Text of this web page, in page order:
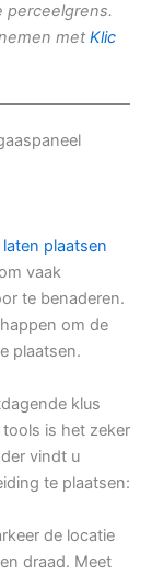
perceelgrens.
met Klic
plaatsen
vaak
te benaderen.
om de
plaatsen.
klus
is het zeker
vindt u
te plaatsen:
de locatie
draad. Meet